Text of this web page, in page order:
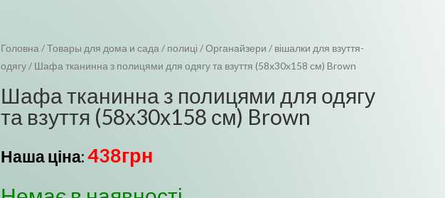
Головна /Товары для дома и сада / полиці / Органайзери / вішалки для взуття-
одягу/ Шафа тканинна з полицями для одягу та взуття (58x30x158 см) Brown
Шафа тканинна з полицями для одягу
та взуття (58x30x158 см) Brown
Наша ціна:438грн